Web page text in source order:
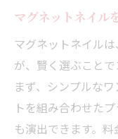
マグネットネイル
マグネットネイル
が、賢く選ぶことで
まず、シンプルな
トを組み合わせた
も演出できます。